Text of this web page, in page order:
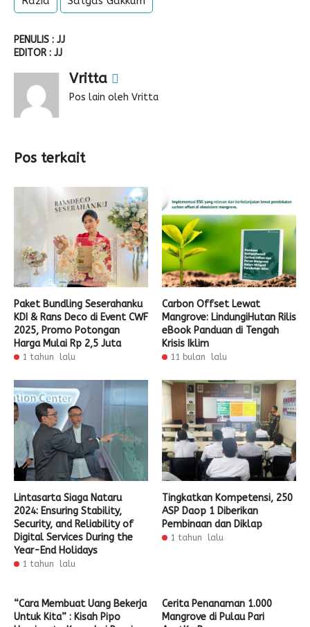
PENULIS : JJ
EDITOR : JJ
Vritta
Pos lain oleh Vritta
Pos terkait
Paket Bundling Seserahanku
KDI & Rans Deco di Event CWF
2025, Promo Potongan
Harga Mulai Rp 2,5 Juta
1 tahun lalu
Carbon Offset Lewat
Mangrove: LindungiHutan Rilis
eBook Panduan di Tengah
Krisis Iklim
11 bulan lalu
Lintasarta Siaga Nataru
2024: Ensuring Stability,
Security, and Reliability of
Digital Services During the
Year-End Holidays
1 tahun lalu
Tingkatkan Kompetensi, 250
ASP Daop 1 Diberikan
Pembinaan dan Diklap
1 tahun lalu
“Cara Membuat Uang Bekerja
Untuk Kita” : Kisah Pipo
Cerita Penanaman 1.000
Mangrove di Pulau Pari